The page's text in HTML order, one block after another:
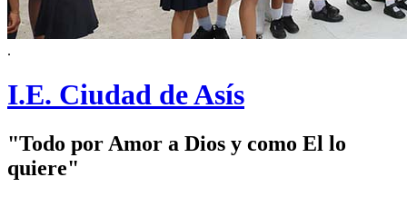
.
I.E. Ciudad de Asís
"Todo por Amor a Dios y como El lo
quiere"